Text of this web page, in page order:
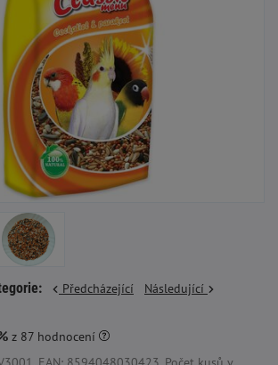
Předcházející Následující
z 87 hodnocení